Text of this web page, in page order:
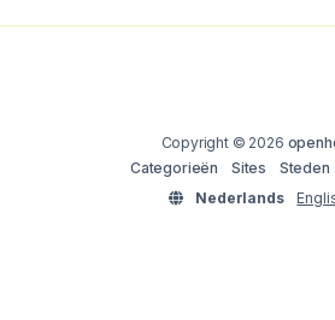
Copyright © 2026
Categorieën
Sites Steden
Nederlands